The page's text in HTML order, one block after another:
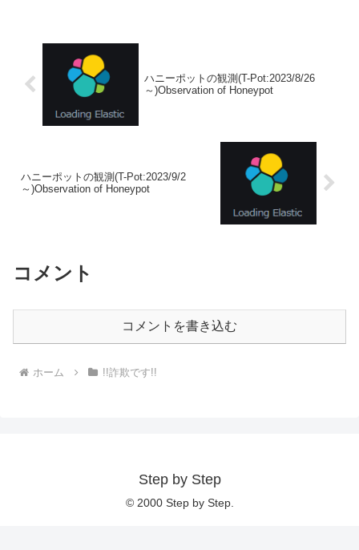
ハニーポットの観測(T-Pot:2023/8/26
～)Observation of Honeypot
ハニーポットの観測(T-Pot:2023/9/2
～)Observation of Honeypot
コメント
コメントを書き込む
ホーム !!詐欺です!!
Step by Step
© 2000 Step by Step.